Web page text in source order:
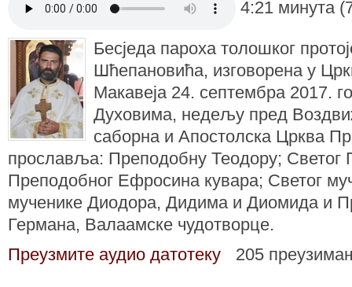
4:21 минута
Бесједа пароха толошког
Шћепановића, изговорена у
Макавеја 24. септембра 2017.
Духовима, недељу пред
саборна и Апостолска Црква
прославља: Преподобну Теодору; Светог
Преподобног Ефросина кувара; Светог
мученике Диодора, Дидима и Диомида и
Германа, Валаамске чудотворце.
Преузмите аудио датотеку
205